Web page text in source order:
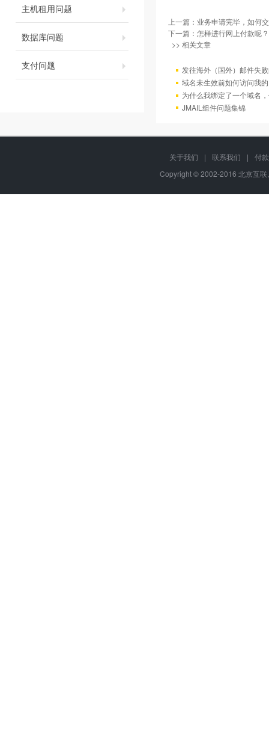
主机租用问题
数据库问题
支付问题
上一篇： 业务申请完毕，如何
下一篇： 怎样进行网上付款呢？
>> 相关文章
发往海外（国外）邮件失
域名未生效前如何访问我
为什么我绑定了一个域名
JMAIL组件问题集锦
关于我们 | 联系我们 |
付
Copyright © 2002-2016 北京互